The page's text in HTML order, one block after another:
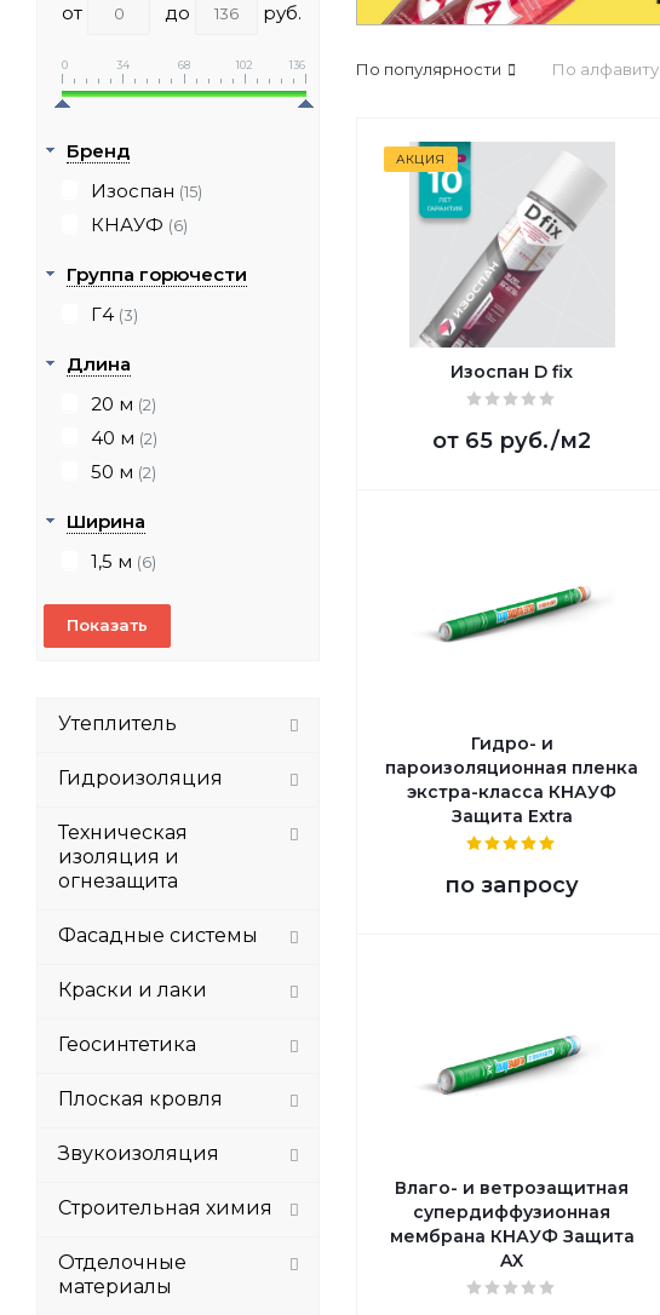
По популярности По алфавиту
АКЦИЯ
Изоспан D fix
от 65 руб./м2
Гидро- и
пароизоляционная пленка
экстра-класса КНАУФ
Защита Extra
по запросу
Влаго- и ветрозащитная
супердиффузионная
мембрана КНАУФ Защита
AX
от до руб.
0 34 68 102 136
Бренд
Изоспан (15)
КНАУФ (6)
Группа горючести
Г4 (3)
Длина
20 м (2)
40 м (2)
50 м (2)
Ширина
1,5 м (6)
Утеплитель
Гидроизоляция
Техническая
изоляция и
огнезащита
Фасадные системы
Краски и лаки
Геосинтетика
Плоская кровля
Звукоизоляция
Строительная химия
Отделочные
материалы